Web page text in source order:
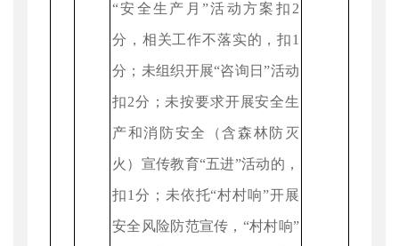
“安全生产月”活动方案扣2
分，相关工作不落实的，扣1
分；未组织开展“咨询日”活动
扣2分；未按要求开展安全生
产和消防安全（含森林防灭
火）宣传教育“五进”活动的，
扣1分；未依托“村村响”开展
安全风险防范宣传，“村村响”